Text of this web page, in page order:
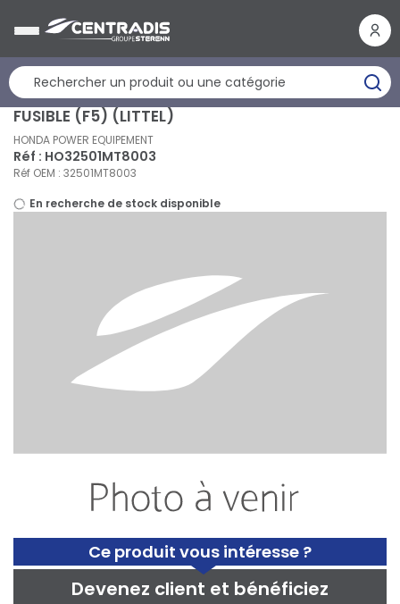
Ce produit vous intéresse ?
Devenez client et bénéficiez
FUSIBLE (F5) (LITTEL)
HONDA POWER EQUIPEMENT
Réf : HO32501MT8003
Réf OEM : 32501MT8003
En recherche de stock disponible